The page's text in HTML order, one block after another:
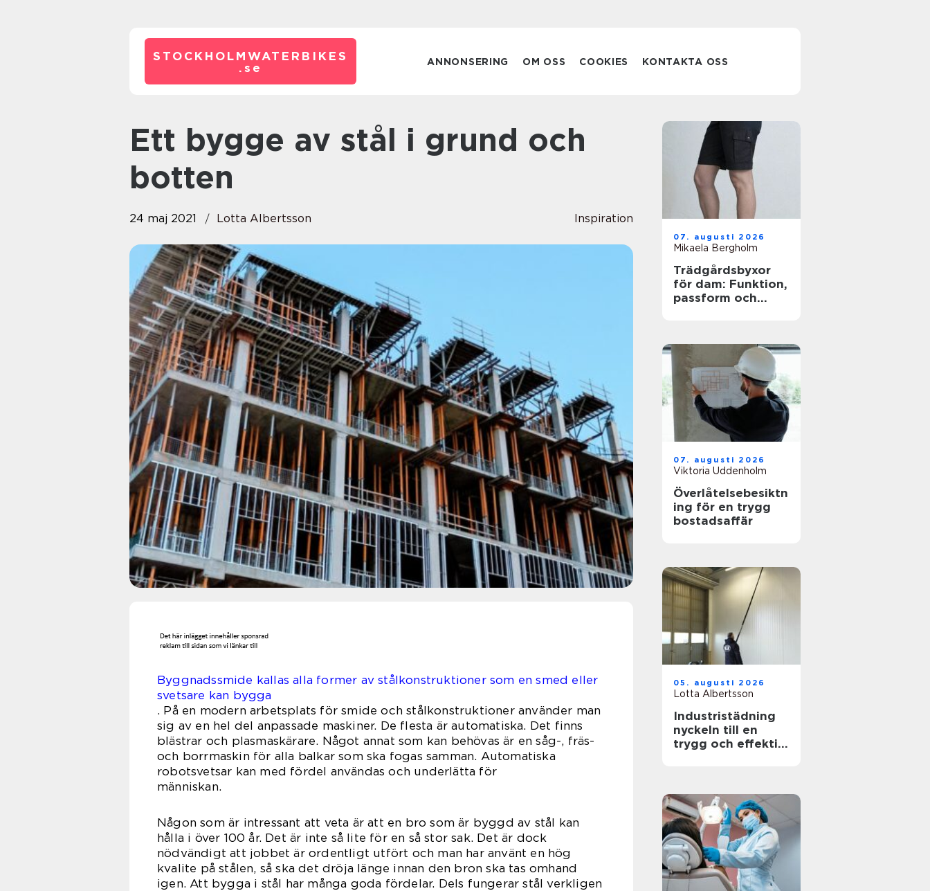
STOCKHOLMWATERBIKES
. se ANNONSERING OM OSS COOKIES KONTAKTA OSS
Ett bygge av stål i grund och
botten
24 maj 2021 Lotta Albertsson Inspiration
Byggnadssmide kallas alla former av stålkonstruktioner som en smed eller
svetsare kan bygga
. På en modern arbetsplats för smide och stålkonstruktioner använder man
sig av en hel del anpassade maskiner. De flesta är automatiska. Det finns
blästrar och plasmaskärare. Något annat som kan behövas är en såg-, fräs-
och borrmaskin för alla balkar som ska fogas samman. Automatiska
robotsvetsar kan med fördel användas och underlätta för
människan.
Någon som är intressant att veta är att en bro som är byggd av stål kan
hålla i över 100 år. Det är inte så lite för en så stor sak. Det är dock
nödvändigt att jobbet är ordentligt utfört och man har använt en hög
kvalite på stålen, så ska det dröja länge innan den bron ska tas omhand
igen. Att bygga i stål har många goda fördelar. Dels fungerar stål verkligen
07. augusti 2026
Mikaela Bergholm
Trädgårdsbyxor
för dam: Funktion,
passform och
07. augusti 2026
Viktoria Uddenholm
Överlåtelsebesiktn
ing för en trygg
bostadsaffär
05. augusti 2026
Lotta Albertsson
Industristädning
nyckeln till en
trygg och effektiv